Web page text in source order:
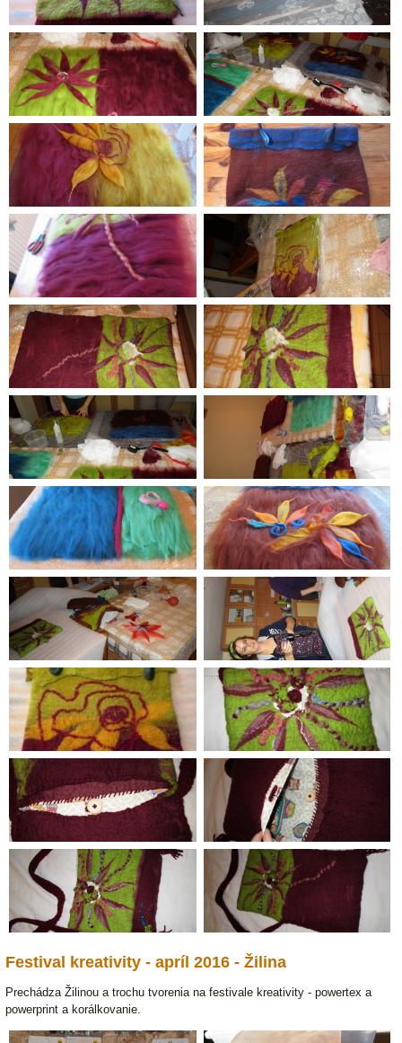
Festival kreativity - apríl 2016 - Žilina
Prechádza Žilinou a trochu tvorenia na festivale kreativity - powertex a
powerprint a korálkovanie.